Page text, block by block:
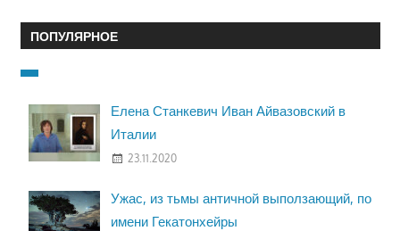
ПОПУЛЯРНОЕ
Елена Станкевич Иван Айвазовский в
Италии
23.11.2020
Ужас, из тьмы античной выползающий, по
имени Гекатонхейры